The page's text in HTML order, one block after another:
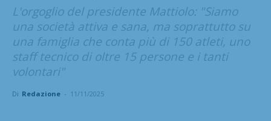
L'orgoglio del presidente Mattiolo: "Siamo
una società attiva e sana, ma soprattutto su
una famiglia che conta più di 150 atleti, uno
staff tecnico di oltre 15 persone e i tanti
volontari"
Di Redazione - 11/11/2025